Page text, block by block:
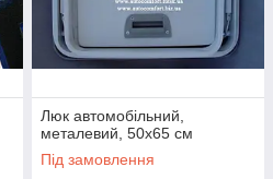
Люк автомобільний,
металевий, 50х65 см
Під замовлення